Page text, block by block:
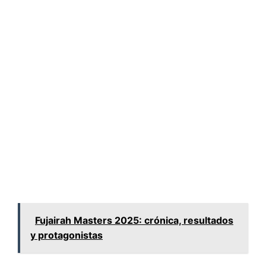
Fujairah Masters 2025: crónica, resultados
y protagonistas